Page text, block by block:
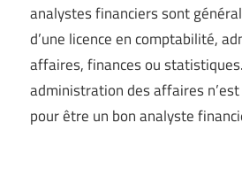
analystes financiers sont
d’une licence en comptabilité,
affaires, finances ou
administration des affaires
pour être un bon analyste